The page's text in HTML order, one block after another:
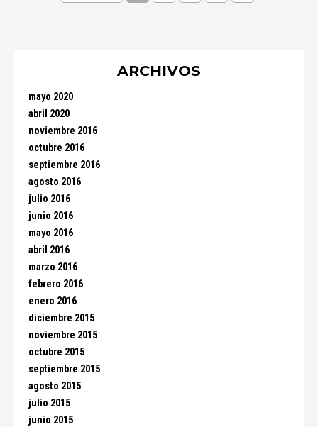
ARCHIVOS
mayo 2020
abril 2020
noviembre 2016
octubre 2016
septiembre 2016
agosto 2016
julio 2016
junio 2016
mayo 2016
abril 2016
marzo 2016
febrero 2016
enero 2016
diciembre 2015
noviembre 2015
octubre 2015
septiembre 2015
agosto 2015
julio 2015
junio 2015